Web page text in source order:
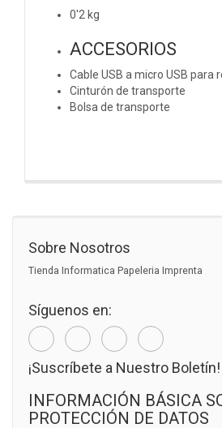
0'2 kg
ACCESORIOS
Cable USB a micro USB para
Cinturón de transporte
Bolsa de transporte
Sobre Nosotros
Tienda Informatica Papeleria Imprenta
Síguenos en:
¡Suscríbete a Nuestro Boletín!
INFORMACIÓN BÁSICA
PROTECCIÓN DE DATOS